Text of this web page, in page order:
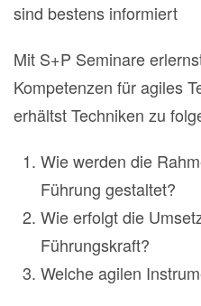
sind bestens informiert
Mit S+P Seminare
Kompetenzen für agiles
erhältst Techniken zu
Wie werden die
Führung gestaltet?
Wie erfolgt die
Führungskraft?
Welche agilen